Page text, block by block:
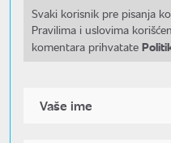
Svaki korisnik pre pisanja
Pravilima i uslovima
komentara prihvatate